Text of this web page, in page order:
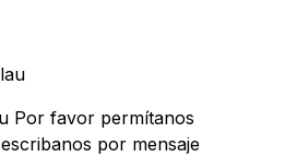
Por favor permítanos
por mensaje